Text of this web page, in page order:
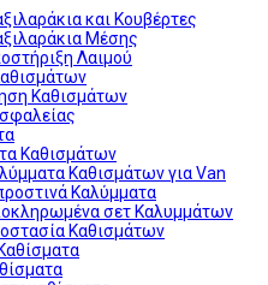
και Κουβέρτες
Μέσης
Λαιμού
Καθισμάτων
Καθισμάτων
Καθισμάτων για Van
Καλύμματα
σετ Καλυμμάτων
Καθισμάτων